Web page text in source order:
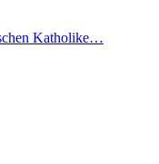
Katholike…